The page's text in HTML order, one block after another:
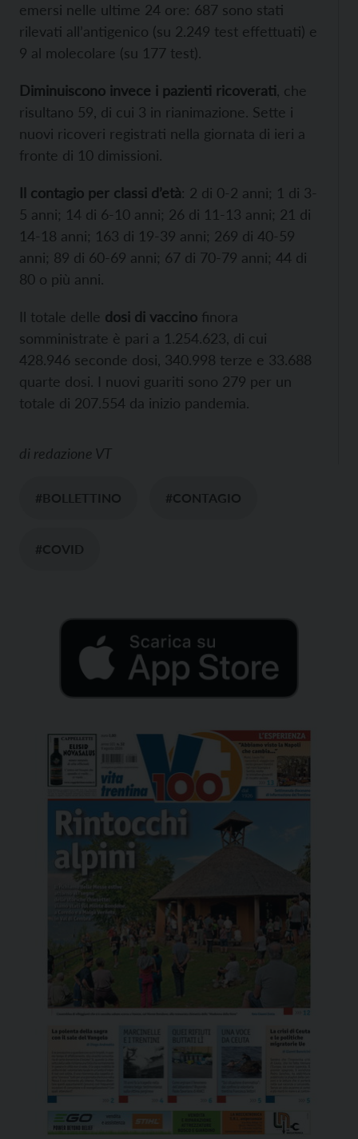
emersi nelle ultime 24 ore: 687 sono stati
rilevati all’antigenico (su 2.249 test effettuati) e
9 al molecolare (su 177 test).
Diminuiscono invece i pazienti ricoverati , che
risultano 59, di cui 3 in rianimazione. Sette i
nuovi ricoveri registrati nella giornata di ieri a
fronte di 10 dimissioni.
Il contagio per classi d’età: 2 di 0-2 anni; 1 di 3-
5 anni; 14 di 6-10 anni; 26 di 11-13 anni; 21 di
14-18 anni; 163 di 19-39 anni; 269 di 40-59
anni; 89 di 60-69 anni; 67 di 70-79 anni; 44 di
80 o più anni.
Il totale delle dosi di vaccino finora
somministrate è pari a 1.254.623, di cui
428.946 seconde dosi, 340.998 terze e 33.688
quarte dosi. I nuovi guariti sono 279 per un
totale di 207.554 da inizio pandemia.
di redazione VT
#BOLLETTINO #CONTAGIO
#COVID